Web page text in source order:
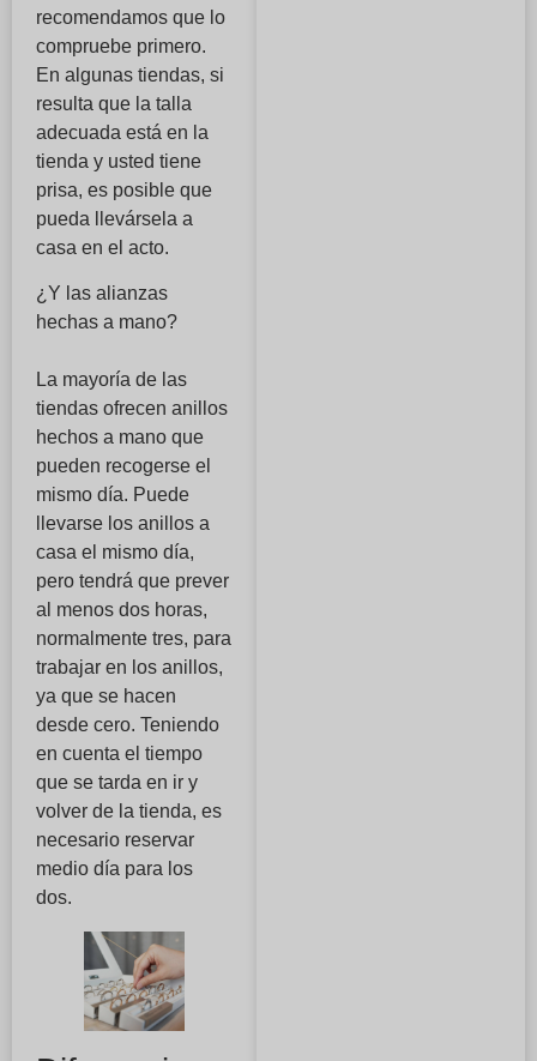
recomendamos que lo
compruebe primero.
En algunas tiendas, si
resulta que la talla
adecuada está en la
tienda y usted tiene
prisa, es posible que
pueda llevársela a
casa en el acto.
¿Y las alianzas
hechas a mano?
La mayoría de las
tiendas ofrecen anillos
hechos a mano que
pueden recogerse el
mismo día. Puede
llevarse los anillos a
casa el mismo día,
pero tendrá que prever
al menos dos horas,
normalmente tres, para
trabajar en los anillos,
ya que se hacen
desde cero. Teniendo
en cuenta el tiempo
que se tarda en ir y
volver de la tienda, es
necesario reservar
medio día para los
dos.